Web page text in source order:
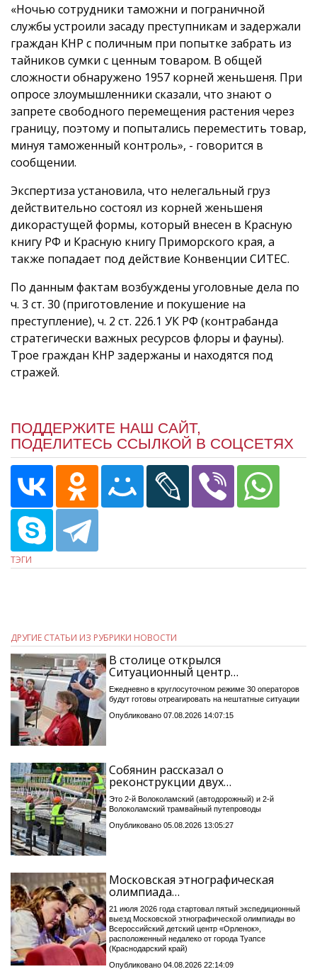
«Ночью сотрудники таможни и пограничной
службы устроили засаду преступникам и задержали
граждан КНР с поличным при попытке забрать из
тайников сумки с ценным товаром. В общей
сложности обнаружено 1957 корней женьшеня. При
опросе злоумышленники сказали, что знают о
запрете свободного перемещения растения через
границу, поэтому и попытались переместить товар,
минуя таможенный контроль», - говорится в
сообщении.
Экспертиза установила, что нелегальный груз
действительно состоял из корней женьшеня
дикорастущей формы, который внесен в Красную
книгу РФ и Красную книгу Приморского края, а
также попадает под действие Конвенции СИТЕС.
По данным фактам возбуждены уголовные дела по
ч. 3 ст. 30 (приготовление и покушение на
преступление), ч. 2 ст. 226.1 УК РФ (контрабанда
стратегически важных ресурсов флоры и фауны).
Трое граждан КНР задержаны и находятся под
стражей.
ПОДДЕРЖИТЕ НАШ САЙТ,
ПОДЕЛИТЕСЬ ССЫЛКОЙ В СОЦСЕТЯХ
ТЭГИ
ДРУГИЕ СТАТЬИ ИЗ РУБРИКИ НОВОСТИ
В столице открылся
Ситуационный центр…
Ежедневно в круглосуточном режиме 30 операторов
будут готовы отреагировать на нештатные ситуации
Опубликовано 07.08.2026 14:07:15
Собянин рассказал о
реконструкции двух…
Это 2-й Волоколамский (автодорожный) и 2-й
Волоколамский трамвайный путепроводы
Опубликовано 05.08.2026 13:05:27
Московская этнографическая
олимпиада…
21 июля 2026 года стартовал пятый экспедиционный
выезд Московской этнографической олимпиады во
Всероссийский детский центр «Орленок»,
расположенный недалеко от города Туапсе
(Краснодарский край)
Опубликовано 04.08.2026 22:14:09